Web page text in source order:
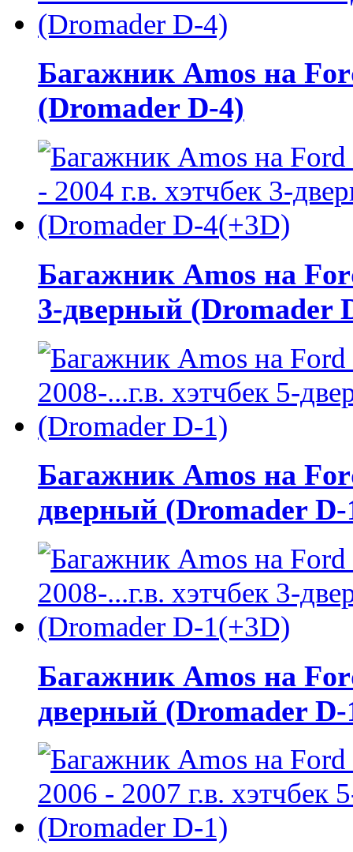
Багажник Amos на
(Dromader D-4)
Багажник Amos на
3-дверный (Dromader
Багажник Amos на
дверный (Dromader D-
Багажник Amos на
дверный (Dromader D-